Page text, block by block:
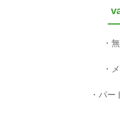
パー